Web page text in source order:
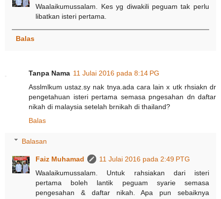
Waalaikumussalam. Kes yg diwakili peguam tak perlu
libatkan isteri pertama.
Balas
Tanpa Nama 11 Julai 2016 pada 8:14 PG
Asslmlkum ustaz.sy nak tnya.ada cara lain x utk rhsiakn dr
pengetahuan isteri pertama semasa pngesahan dn daftar
nikah di malaysia setelah brnikah di thailand?
Balas
Balasan
Faiz Muhamad
11 Julai 2016 pada 2:49 PTG
Waalaikumussalam. Untuk rahsiakan dari isteri
pertama boleh lantik peguam syarie semasa
pengesahan & daftar nikah. Apa pun sebaiknya